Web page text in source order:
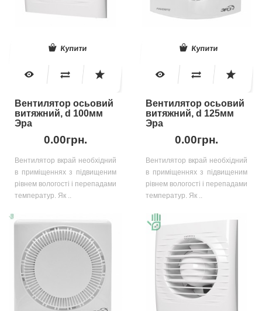
Купити
Вентилятор осьовий
витяжний, d 100мм
Эра
0.00грн.
Вентилятор вкрай необхідний
в приміщеннях з підвищеним
рівнем вологості і перепадами
температур. Як ..
Купити
Вентилятор осьовий
витяжний, d 125мм
Эра
0.00грн.
Вентилятор вкрай необхідний
в приміщеннях з підвищеним
рівнем вологості і перепадами
температур. Як ..